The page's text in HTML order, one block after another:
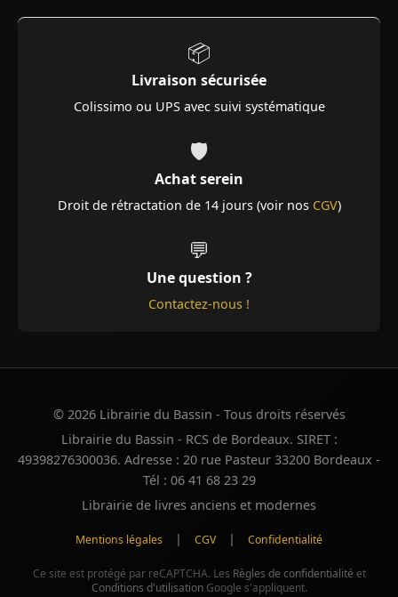
📦
Livraison sécurisée
Colissimo ou UPS avec suivi systématique
🛡️
Achat serein
Droit de rétractation de 14 jours (voir nos CGV)
💬
Une question ?
Contactez-nous !
© 2026 Librairie du Bassin - Tous droits réservés
Librairie du Bassin - RCS de Bordeaux. SIRET :
49398276300036. Adresse : 20 rue Pasteur 33200 Bordeaux -
Tél : 06 41 68 23 29
Librairie de livres anciens et modernes
Mentions légales | CGV | Confidentialité
Ce site est protégé par reCAPTCHA. Les Règles de confidentialité et
Conditions d'utilisationGoogle s'appliquent.